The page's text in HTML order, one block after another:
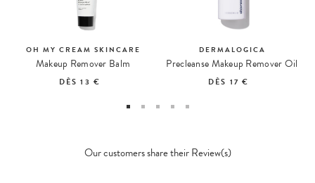
OH MY CREAM SKINCARE
Makeup Remover Balm
DÈS13 €
DERMALOGICA
Precleanse Makeup Remover Oil
DÈS 17 €
Our customers share their Review(s)